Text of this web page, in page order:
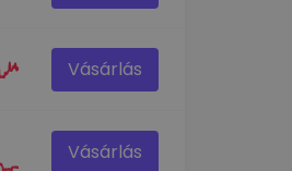
Vásárlás
Vásárlás